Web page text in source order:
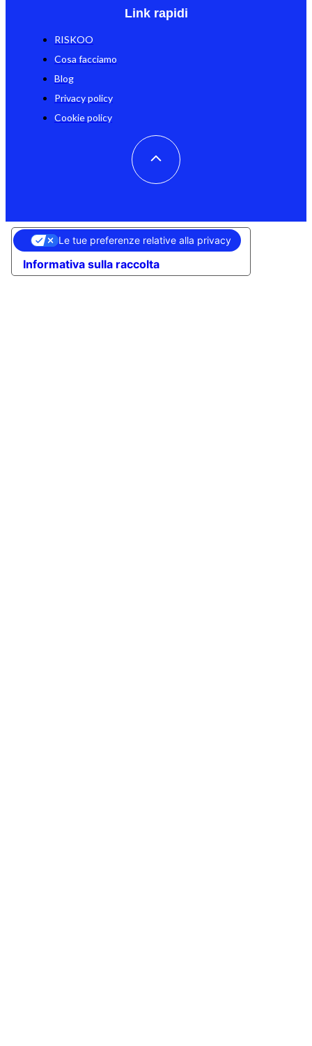
Link rapidi
RISKOO
Cosa facciamo
Blog
Privacy policy
Cookie policy
Informativa sulla raccolta
Le tue preferenze relative alla privacy